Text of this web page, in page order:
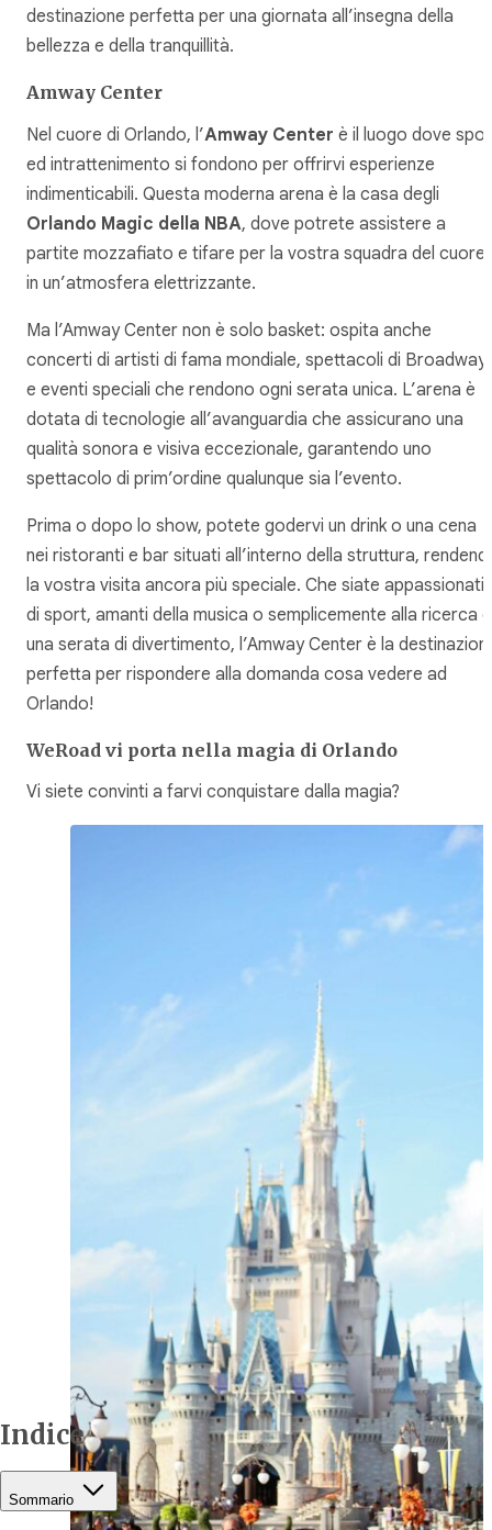
destinazione perfetta per una giornata all’insegna della
bellezza e della tranquillità.
Amway Center
Nel cuore di Orlando, l’Amway Center è il luogo dove
ed intrattenimento si fondono per offrirvi esperienze
indimenticabili. Questa moderna arena è la casa degli
Orlando Magic della NBA, dove potrete assistere a
partite mozzafiato e tifare per la vostra squadra del cuore
in un’atmosfera elettrizzante.
Ma l’Amway Center non è solo basket: ospita anche
concerti di artisti di fama mondiale, spettacoli di Broadway,
e eventi speciali che rendono ogni serata unica. L’arena è
dotata di tecnologie all’avanguardia che assicurano una
qualità sonora e visiva eccezionale, garantendo uno
spettacolo di prim’ordine qualunque sia l’evento.
Prima o dopo lo show, potete godervi un drink o una cena
nei ristoranti e bar situati all’interno della struttura,
la vostra visita ancora più speciale. Che siate appassionati
di sport, amanti della musica o semplicemente alla ricerca
una serata di divertimento, l’Amway Center è la
perfetta per rispondere alla domanda cosa vedere ad
Orlando!
WeRoad vi porta nella magia di Orlando
Vi siete convinti a farvi conquistare dalla magia?
Indice
Sommario